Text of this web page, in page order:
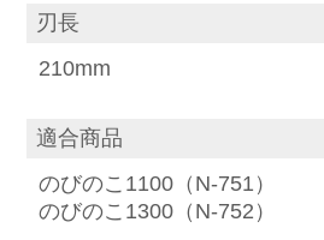
刃長
210mm
適合商品
のびのこ1100（N-751）
のびのこ1300（N-752）